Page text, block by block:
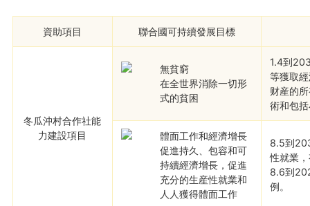
資助項目 聯合國可持續發展目標
冬瓜沖村合作社能
力建設項目
無貧窮
在全世界消除一切形
式的貧困
1.4到
等獲取
财産的
術和包
體面工作和經濟增長
促進持久、包容和可
持續經濟增長，促進
充分的生産性就業和
人人獲得體面工作
8.5到
性就業
8.6到
例。